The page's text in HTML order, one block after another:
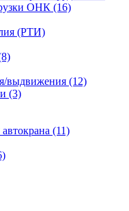
ОНК (16)
(РТИ)
выдвижения (12)
(3)
(11)